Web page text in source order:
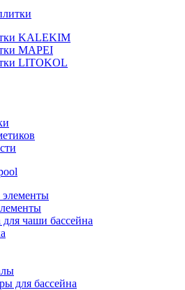
KALEKIM
MAPEI
LITOKOL
чаши бассейна
для бассейна